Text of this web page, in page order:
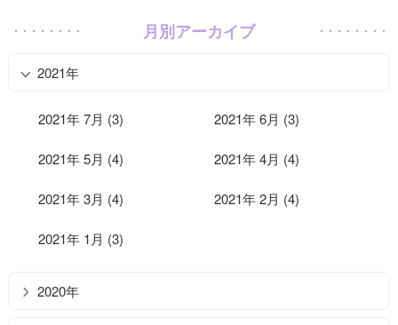
月別アーカイブ
2021年
2021年 7月 (3) 2021年 6月 (3)
2021年 5月 (4) 2021年 4月 (4)
2021年 3月 (4) 2021年 2月 (4)
2021年 1月 (3)
2020年